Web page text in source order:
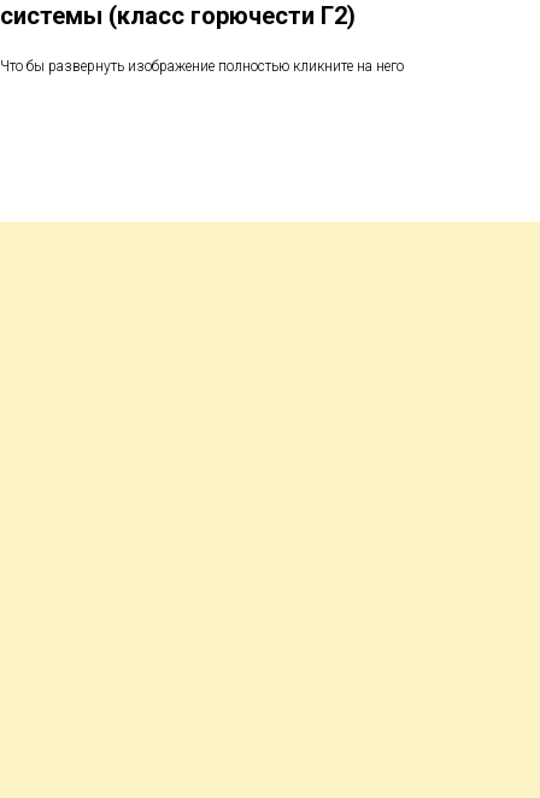
системы (класс горючести Г2)
Что бы развернуть изображение полностью кликните на него